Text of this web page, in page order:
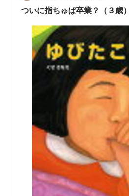
ついに指ちゅぱ卒業？（３歳）